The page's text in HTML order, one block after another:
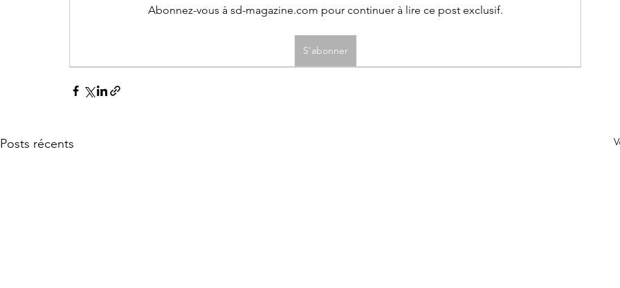
Abonnez-vous à sd-magazine.com pour continuer à lire ce post exclusif.
S'abonner
Posts récents